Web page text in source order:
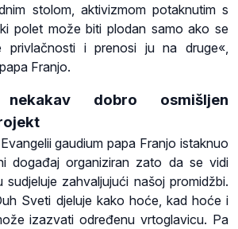
stolom, aktivizmom potaknutim s
polet može biti plodan samo ako se
privlačnosti i prenosi ju na druge«,
Franjo.
dobro osmišljen
gaudium papa Franjo istaknuo
događaj organiziran zato da se vidi
sudjeluje zahvaljujući našoj promidžbi.
Sveti djeluje kako hoće, kad hoće i
izazvati određenu vrtoglavicu. Pa